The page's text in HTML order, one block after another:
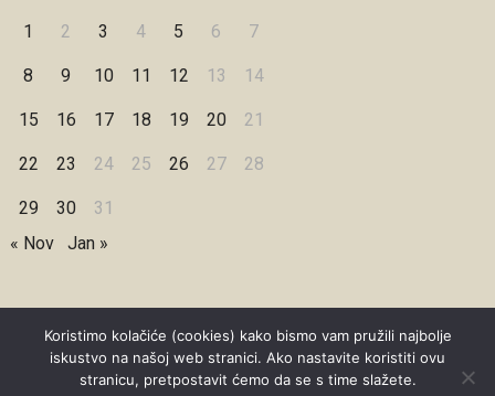
1 2 3 4 5 6 7
8 9 10 11 12 13 14
15 16 17 18 19 20 21
22 23 24 25 26 27 28
29 30
31
« Nov
Jan »
Copyright © 2026 Under Dreamskies
Designed by WPZOOM
Koristimo kolačiće (cookies) kako bismo vam pružili najbolje
iskustvo na našoj web stranici. Ako nastavite koristiti ovu
stranicu, pretpostavit ćemo da se s time slažete.